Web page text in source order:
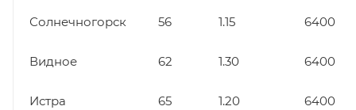
Солнечногорск 56 1.15 6400
Видное 62 1.30 6400
Истра 65 1.20 6400